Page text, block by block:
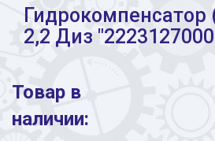
Гидрокомпенсатор
2,2 Диз
Товар в
наличии: